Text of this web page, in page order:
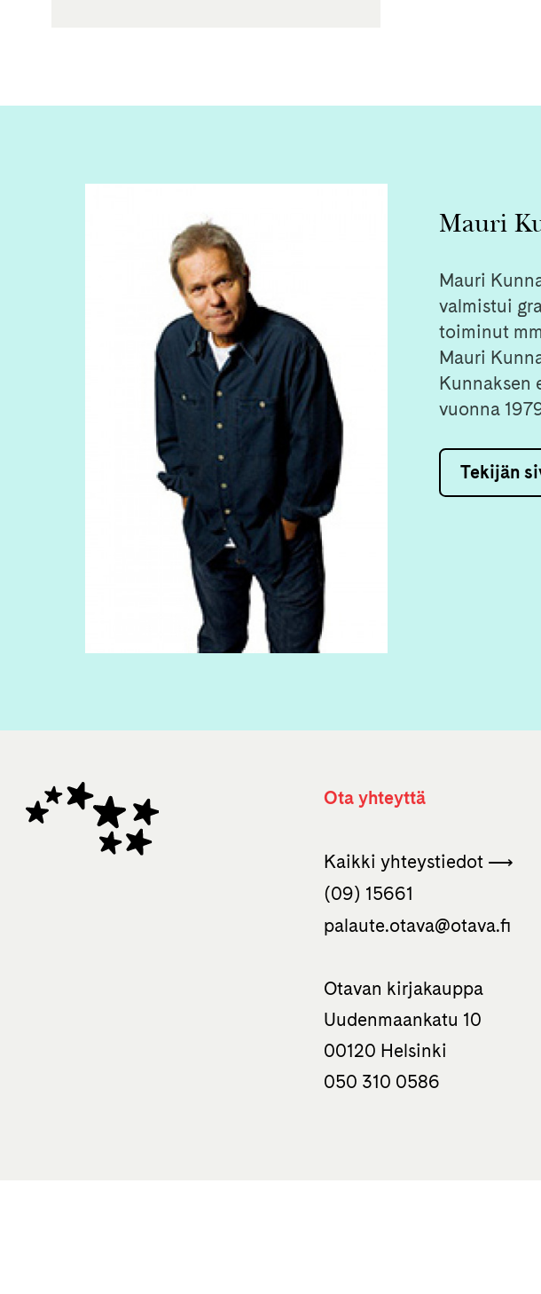
Mauri
Mauri
valmistui
toiminut
Mauri
Kunnaksen
vuonna
Tekijän
Ota yhteyttä
Kaikki yhteystiedot ⟶
(09) 15661
palaute.otava­@otava.fi
Otavan kirjakauppa
Uudenmaankatu 10
00120 Helsinki
050 310 0586